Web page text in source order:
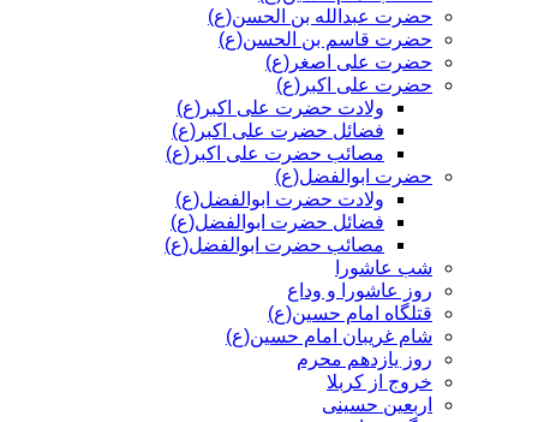
حضرت عبدالله بن الحسن(ع)
حضرت قاسم بن الحسن(ع)
حضرت علی اصغر(ع)
حضرت علی اکبر(ع)
ولادت حضرت علی اکبر(ع)
فضائل حضرت علی اکبر(ع)
مصائب حضرت علی اکبر(ع)
حضرت ابوالفضل(ع)
ولادت حضرت ابوالفضل(ع)
فضائل حضرت ابوالفضل(ع)
مصائب حضرت ابوالفضل(ع)
شب عاشورا
روز عاشورا و وداع
قتلگاه امام حسین(ع)
شام غریبان امام حسین(ع)
روز یازدهم محرم
خروج از کربلا
اربعین حسینی